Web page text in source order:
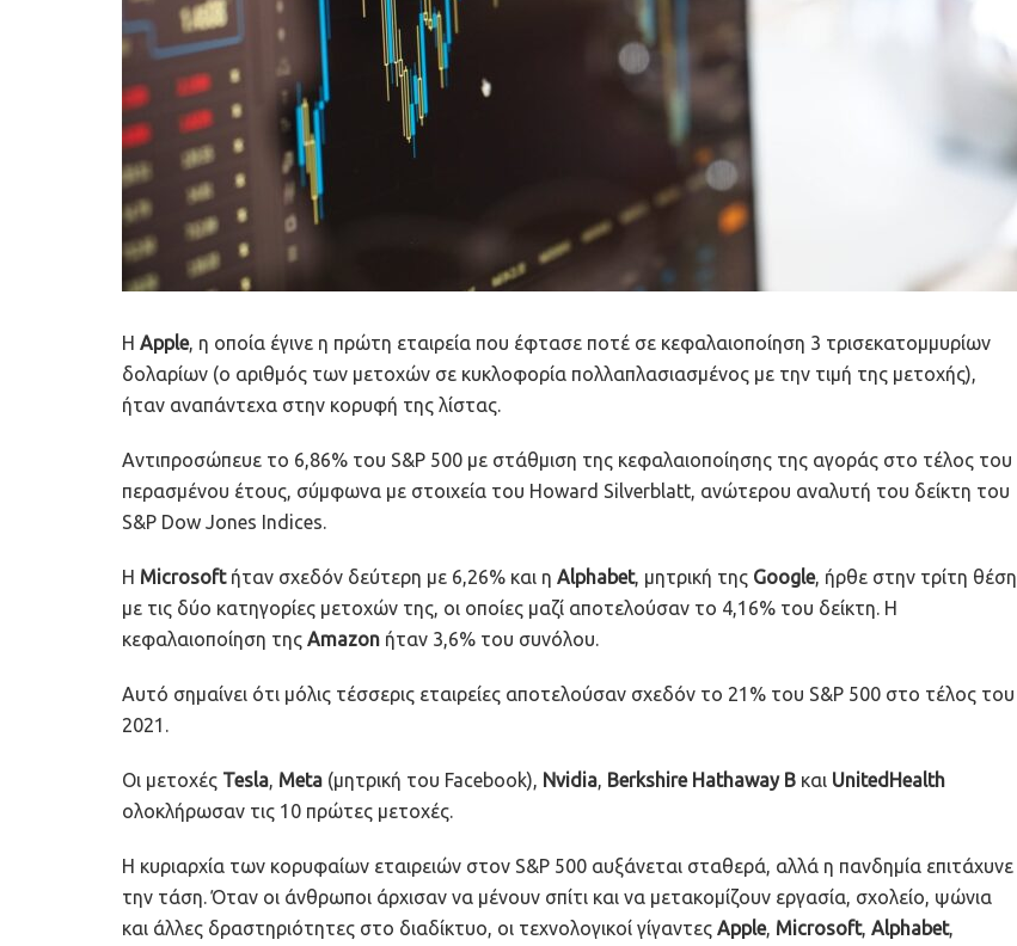
Η Apple, η οποία έγινε η πρώτη εταιρεία που έφτασε ποτέ σε κεφαλαιοποίηση 3 τρισεκατομμυρίων
δολαρίων (ο αριθμός των μετοχών σε κυκλοφορία πολλαπλασιασμένος με την τιμή της μετοχής),
ήταν αναπάντεχα στην κορυφή της λίστας.
Αντιπροσώπευε το 6,86% του S&P 500 με στάθμιση της κεφαλαιοποίησης της αγοράς στο τέλος του
περασμένου έτους, σύμφωνα με στοιχεία του Howard Silverblatt, ανώτερου αναλυτή του δείκτη του
S&P Dow Jones Indices.
Η Microsoftήταν σχεδόν δεύτερη με 6,26% και η Alphabet, μητρική της Google, ήρθε στην τρίτη θέση
με τις δύο κατηγορίες μετοχών της, οι οποίες μαζί αποτελούσαν το 4,16% του δείκτη. Η
κεφαλαιοποίηση της Amazon ήταν 3,6% του συνόλου.
Αυτό σημαίνει ότι μόλις τέσσερις εταιρείες αποτελούσαν σχεδόν το 21% του S&P 500 στο τέλος του
2021.
Οι μετοχές Tesla, Meta (μητρική του Facebook), Nvidia, Berkshire Hathaway B και UnitedHealth
ολοκλήρωσαν τις 10 πρώτες μετοχές.
Η κυριαρχία των κορυφαίων εταιρειών στον S&P 500 αυξάνεται σταθερά, αλλά η πανδημία επιτάχυνε
την τάση. Όταν οι άνθρωποι άρχισαν να μένουν σπίτι και να μετακομίζουν εργασία, σχολείο, ψώνια
και άλλες δραστηριότητες στο διαδίκτυο, οι τεχνολογικοί γίγαντες Apple, Microsoft, Alphabet,